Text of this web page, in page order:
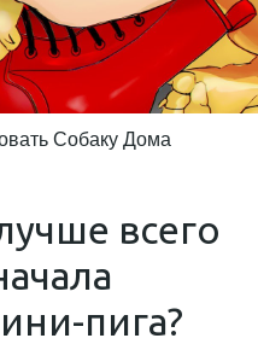
Собаку Дома
всего
пига?